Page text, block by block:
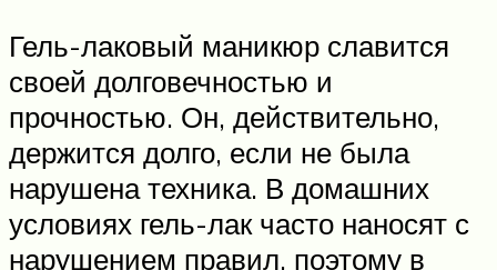
Гель-лаковый маникюр славится
своей долговечностью и
прочностью. Он, действительно,
держится долго, если не была
нарушена техника. В домашних
условиях гель-лак часто наносят с
нарушением правил, поэтому в